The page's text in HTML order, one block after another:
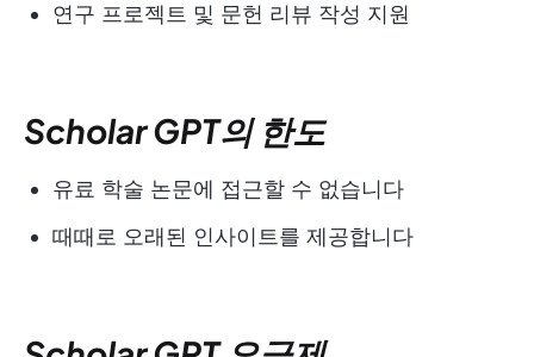
연구 프로젝트 및 문헌 리뷰 작성 지원
Scholar GPT의 한도
유료 학술 논문에 접근할 수 없습니다
때때로 오래된 인사이트를 제공합니다